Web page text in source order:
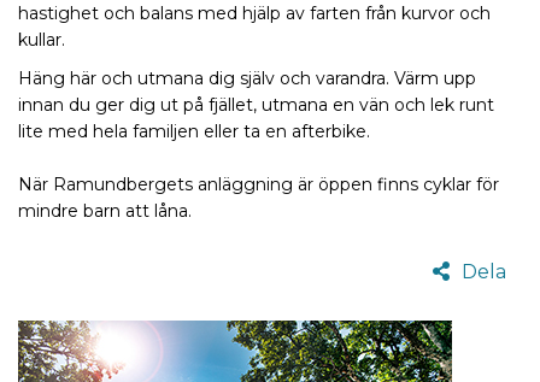
hastighet och balans med hjälp av farten från kurvor och
kullar.
Häng här och utmana dig själv och varandra. Värm upp
innan du ger dig ut på fjället, utmana en vän och lek runt
lite med hela familjen eller ta en afterbike.
När Ramundbergets anläggning är öppen finns cyklar för
mindre barn att låna.
Dela